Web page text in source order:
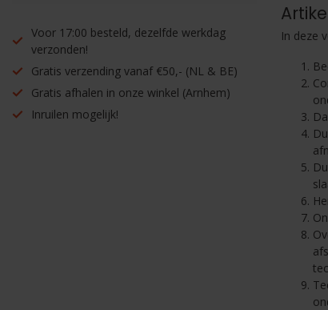
Voor 17:00 besteld, dezelfde werkdag
verzonden!
Gratis verzending vanaf €50,- (NL & BE)
Gratis afhalen in onze winkel (Arnhem)
Inruilen mogelijk!
In deze